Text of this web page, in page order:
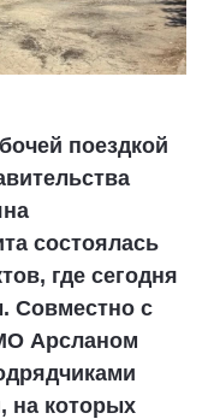
поездкой
состоялась
где сегодня
Совместно с
Арсланом
на которых